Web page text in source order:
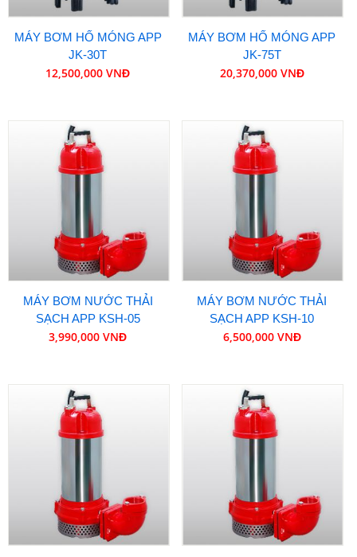
MÁY BƠM HỐ MÓNG APP
JK-30T
12,500,000 VNĐ
MÁY BƠM HỐ MÓNG APP
JK-75T
20,370,000 VNĐ
MÁY BƠM NƯỚC THẢI
SẠCH APP KSH-05
3,990,000 VNĐ
MÁY BƠM NƯỚC THẢI
SẠCH APP KSH-10
6,500,000 VNĐ